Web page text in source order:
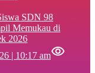
SDN 98
Memukau di
2026
| 10:17 am